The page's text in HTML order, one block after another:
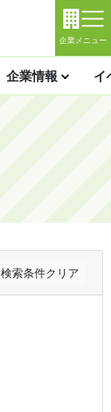
企業メニュー
企業情報 イ
検索条件クリア